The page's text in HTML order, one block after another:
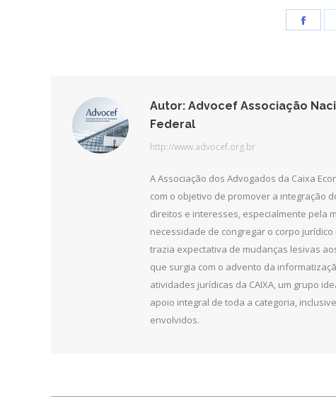
Autor: Advocef Associação
Federal
http://www.advocef.org.br
A Associação dos Advogados da Caixa
com o objetivo de promover a integração
direitos e interesses, especialmente pela
necessidade de congregar o corpo
trazia expectativa de mudanças lesivas
que surgia com o advento da
atividades jurídicas da CAIXA, um grupo
apoio integral de toda a categoria,
envolvidos.